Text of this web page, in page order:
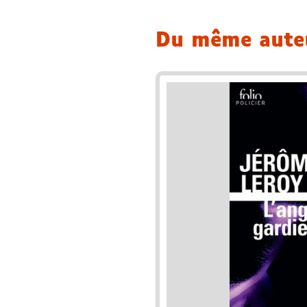
Du même